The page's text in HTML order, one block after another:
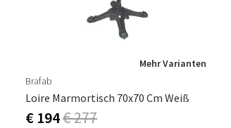
Mehr Varianten
Brafab
Loire Marmortisch 70x70 Cm Weiß
€ 194€ 277